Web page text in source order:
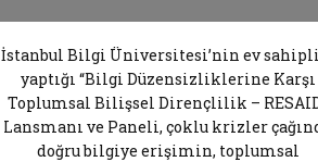
İstanbul Bilgi Üniversitesi’nin ev
yaptığı “Bilgi Düzensizliklerine Karşı
Toplumsal Bilişsel Dirençlilik –
Lansmanı ve Paneli, çoklu krizler
doğru bilgiye erişimin, toplumsal